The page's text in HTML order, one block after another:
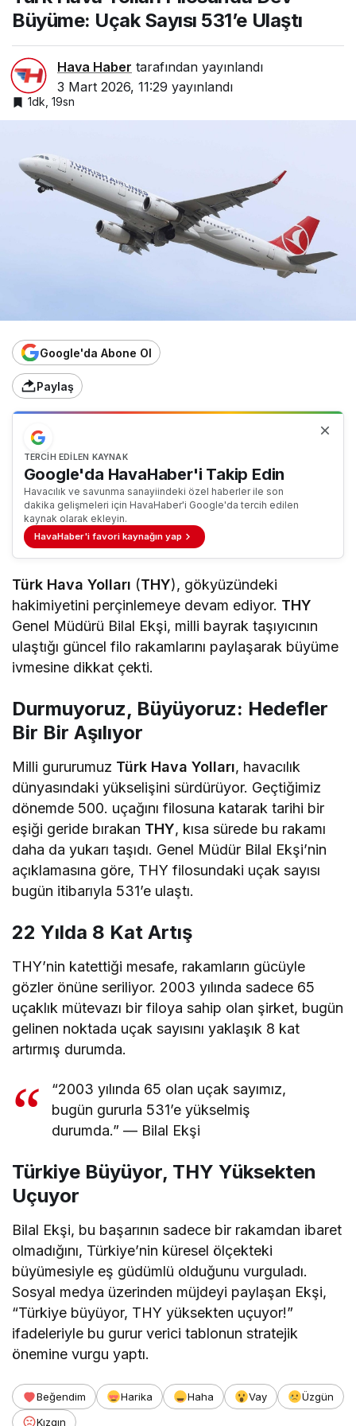
Sayısı 531’e Ulaştı
Büyüme: Uçak Sayısı 531’e Ulaştı
Hava Haber tarafından yayınlandı
3 Mart 2026, 11:29 yayınlandı
1dk, 19sn
Google'da Abone Ol
Paylaş
TERCIH EDILEN KAYNAK
Google'da HavaHaber'i Takip Edin
Havacılık ve savunma sanayiindeki özel haberler ile son
dakika gelişmeleri için HavaHaber'i Google'da tercih edilen
kaynak olarak ekleyin.
HavaHaber'i favori kaynağın yap
Türk Hava Yolları (THY), gökyüzündeki
hakimiyetini perçinlemeye devam ediyor. THY
Genel Müdürü Bilal Ekşi, milli bayrak taşıyıcının
ulaştığı güncel filo rakamlarını paylaşarak büyüme
ivmesine dikkat çekti.
Durmuyoruz, Büyüyoruz: Hedefler
Bir Bir Aşılıyor
Milli gururumuz Türk Hava Yolları, havacılık
dünyasındaki yükselişini sürdürüyor. Geçtiğimiz
dönemde 500. uçağını filosuna katarak tarihi bir
eşiği geride bırakan THY, kısa sürede bu rakamı
daha da yukarı taşıdı. Genel Müdür Bilal Ekşi’nin
açıklamasına göre, THY filosundaki uçak sayısı
bugün itibarıyla 531’e ulaştı.
22 Yılda 8 Kat Artış
THY’nin katettiği mesafe, rakamların gücüyle
gözler önüne seriliyor. 2003 yılında sadece 65
uçaklık mütevazı bir filoya sahip olan şirket, bugün
gelinen noktada uçak sayısını yaklaşık 8 kat
artırmış durumda.
“2003 yılında 65 olan uçak sayımız,
bugün gururla 531’e yükselmiş
durumda.” — Bilal Ekşi
Türkiye Büyüyor, THY Yüksekten
Uçuyor
Bilal Ekşi, bu başarının sadece bir rakamdan ibaret
olmadığını, Türkiye’nin küresel ölçekteki
büyümesiyle eş güdümlü olduğunu vurguladı.
Sosyal medya üzerinden müjdeyi paylaşan Ekşi,
“Türkiye büyüyor, THY yüksekten uçuyor!”
ifadeleriyle bu gurur verici tablonun stratejik
önemine vurgu yaptı.
Beğendim Harika Haha Vay
Üzgün
Kızgın